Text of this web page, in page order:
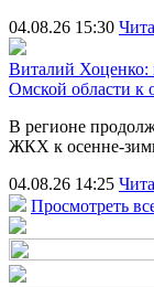
04.08.26 15:30
Виталий Хоценко:
Омской области к
В регионе
ЖКХ к осенне-
04.08.26 14:25
Просмотреть